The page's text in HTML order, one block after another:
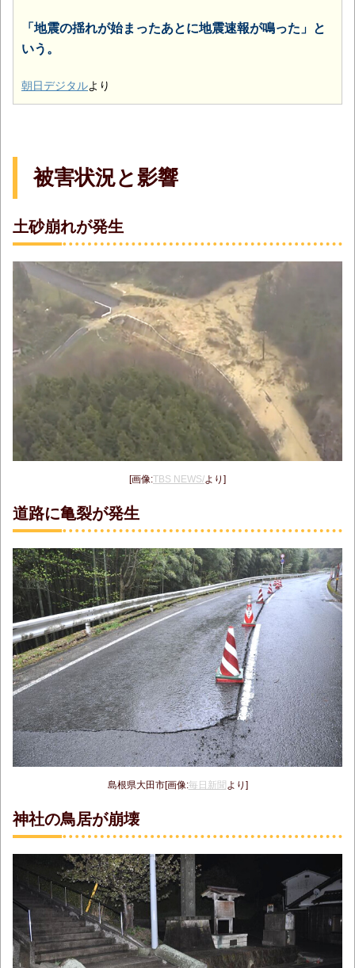
「地震の揺れが始まったあとに地震速報が鳴った」と
いう。
朝日デジタルより
被害状況と影響
土砂崩れが発生
[画像:TBS NEWS/より]
道路に亀裂が発生
島根県大田市[画像:毎日新聞 より]
神社の鳥居が崩壊